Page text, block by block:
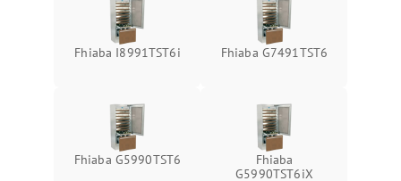
Fhiaba I8991TST6i Fhiaba G7491TST6
Fhiaba G5990TST6
Fhiaba
G5990TST6iX